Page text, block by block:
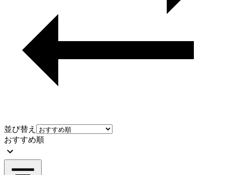
並び替え
おすすめ順